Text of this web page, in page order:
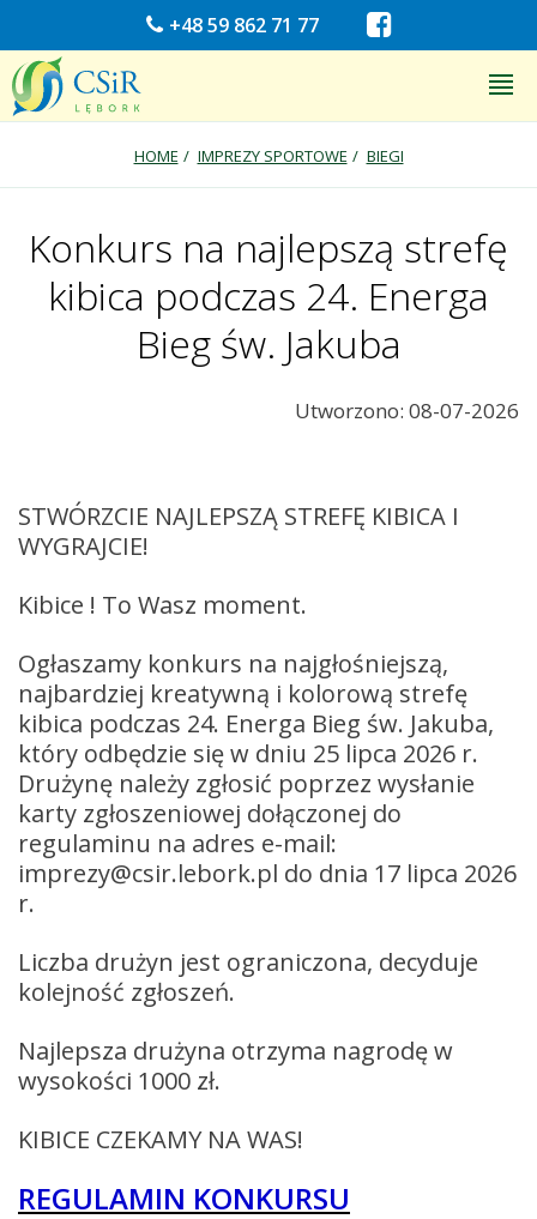
+48 59 862 71 77
HOME IMPREZY SPORTOWE BIEGI
Konkurs na najlepszą strefę
kibica podczas 24. Energa
Bieg św. Jakuba
Utworzono: 08-07-2026
STWÓRZCIE NAJLEPSZĄ STREFĘ KIBICA I
WYGRAJCIE!
Kibice ! To Wasz moment.
Ogłaszamy konkurs na najgłośniejszą,
najbardziej kreatywną i kolorową strefę
kibica podczas 24. Energa Bieg św. Jakuba,
który odbędzie się w dniu 25 lipca 2026 r.
Drużynę należy zgłosić poprzez wysłanie
karty zgłoszeniowej dołączonej do
regulaminu na adres e-mail:
imprezy@csir.lebork.pl do dnia 17 lipca 2026
r.
Liczba drużyn jest ograniczona, decyduje
kolejność zgłoszeń.
Najlepsza drużyna otrzyma nagrodę w
wysokości 1000 zł.
KIBICE CZEKAMY NA WAS!
REGULAMIN KONKURSU